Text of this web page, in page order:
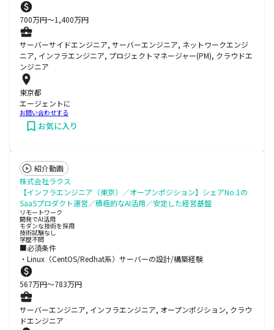
700万円〜1,400万円
サーバーサイドエンジニア, サーバーエンジニア, ネットワークエンジ
ニア, インフラエンジニア, プロジェクトマネージャー(PM), クラウドエ
ンジニア
東京都
エージェントに
お問い合わせする
お気に入り
紹介動画
株式会社ラクス
【インフラエンジニア（東京）／オープンポジション】シェアNo.1の
SaaSプロダクト運営／積極的なAI活用／安定した経営基盤
リモートワーク
開発でAI活用
モダンな技術を採用
技術試験なし
学歴不問
■必須条件
・Linux（CentOS/Redhat系）サーバーの設計/構築経験
567万円〜783万円
サーバーエンジニア, インフラエンジニア, オープンポジション, クラウ
ドエンジニア